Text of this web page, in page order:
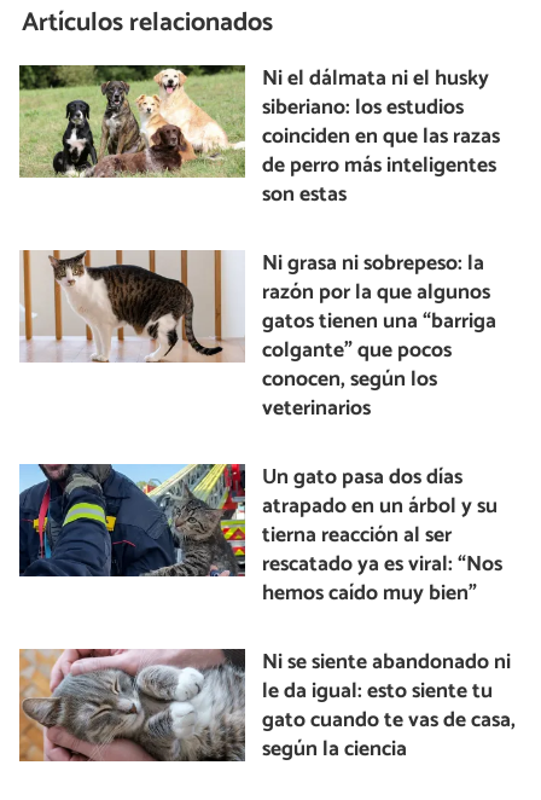
Artículos relacionados
Ni el dálmata ni el husky
siberiano: los estudios
coinciden en que las razas
de perro más inteligentes
son estas
Ni grasa ni sobrepeso: la
razón por la que algunos
gatos tienen una “barriga
colgante” que pocos
conocen, según los
veterinarios
Un gato pasa dos días
atrapado en un árbol y su
tierna reacción al ser
rescatado ya es viral: “Nos
hemos caído muy bien”
Ni se siente abandonado ni
le da igual: esto siente tu
gato cuando te vas de casa,
según la ciencia